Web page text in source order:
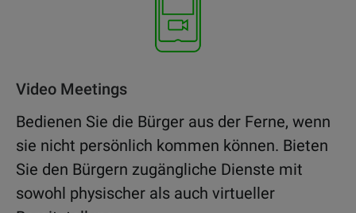
Video Meetings
Bedienen Sie die Bürger aus der Ferne, wenn
sie nicht persönlich kommen können. Bieten
Sie den Bürgern zugängliche Dienste mit
sowohl physischer als auch virtueller